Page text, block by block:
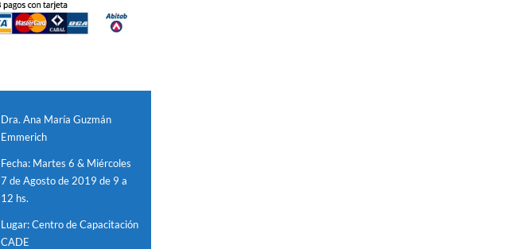
Dra. Ana María Guzmán
Emmerich
Fecha: Martes 6 & Miércoles
7 de Agosto de 2019 de 9 a
12 hs.
Lugar: Centro de Capacitación
CADE